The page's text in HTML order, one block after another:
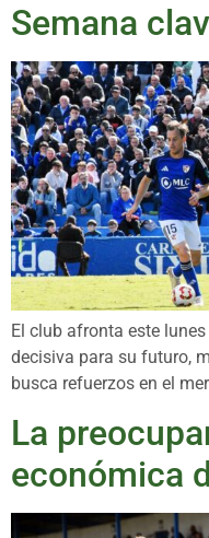
Semana
El club afronta este
decisiva para su futuro,
busca refuerzos en el
La
económica